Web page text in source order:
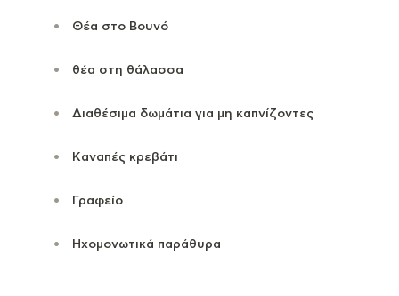
Θέα στο Βουνό
θέα στη θάλασσα
Διαθέσιμα δωμάτια για μη καπνίζοντες
Kαναπές κρεβάτι
Γραφείο
Ηχομονωτικά παράθυρα